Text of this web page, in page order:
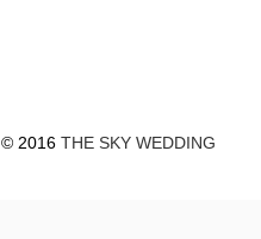
© 2016 THE SKY WEDDING